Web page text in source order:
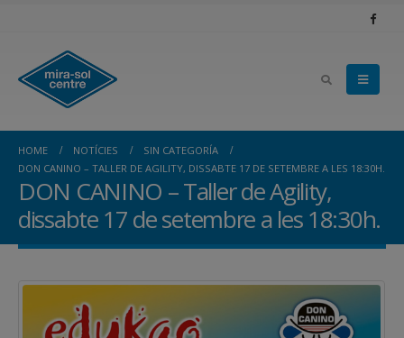
HOME NOTÍCIES
SIN CATEGORÍA
DON CANINO – TALLER DE AGILITY, DISSABTE 17 DE SETEMBRE A LES 18:30H.
DON CANINO – Taller de Agility,
dissabte 17 de setembre a les 18:30h.